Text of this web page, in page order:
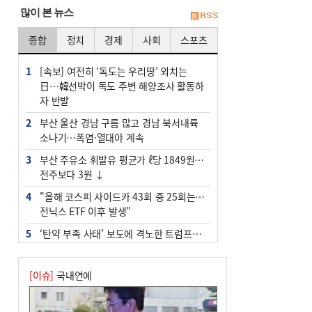
많이 본 뉴스
종합 정치 경제 사회 스포츠
1
[속보] 여전히 ‘독도는 우리땅’ 외치는
日…韓선박이 독도 주변 해양조사 활동하
자 반발
2
부산 울산 경남 구름 많고 경남 북서내륙
소나기…폭염·열대야 계속
3
부산 주유소 휘발유 평균가 ℓ당 1849원…
전주보다 3원 ↓
4
"올해 코스피 사이드카 43회 중 25회는 삼
전닉스 ETF 이후 발생"
5
‘탄약 부족 사태’ 보도에 격노한 트럼프…
6
[속보] ‘심판 성접대’ 논란 축구협회 공식
사과…“현재는 부적절 행위 없어”
부산 앞바다에 기름 425ℓ 유출한 러시아
[이슈] 국내연예